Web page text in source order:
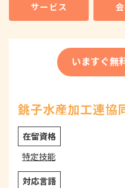
サービス
いますぐ無
銚子水産加工連協
在留資格
特定技能
対応言語